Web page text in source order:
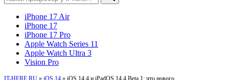
iPhone 17 Air
iPhone 17
iPhone 17 Pro
Apple Watch Series 11
Apple Watch Ultra 3
Vision Pro
IT-HERE.RU » iOS 14 » iOS 14.4 и iPadOS 14.4 Beta 1: что нового